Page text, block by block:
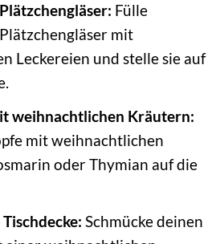
Fülle
mit
Leckereien und stelle sie auf
weihnachtlichen Kräutern:
mit weihnachtlichen
oder Thymian auf die
Schmücke deinen